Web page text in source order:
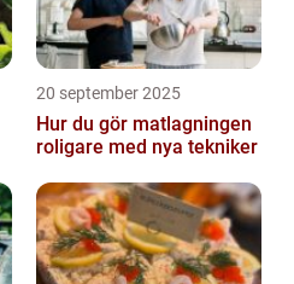
20 september 2025
Hur du gör matlagningen
roligare med nya tekniker